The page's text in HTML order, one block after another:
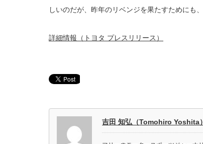
しいのだが、昨年のリベンジを果たすためにも
詳細情報（トヨタ プレスリリース）
吉田 知弘（Tomohiro Yoshita）